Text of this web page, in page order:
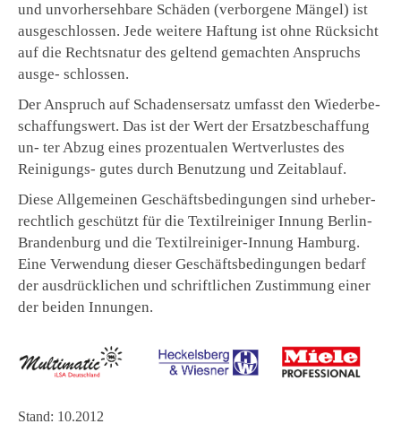
und unvorhersehbare Schäden (verborgene Mängel) ist
ausgeschlossen. Jede weitere Haftung ist ohne Rücksicht
auf die Rechtsnatur des geltend gemachten Anspruchs
ausge- schlossen.
Der Anspruch auf Schadensersatz umfasst den Wiederbe-
schaffungswert. Das ist der Wert der Ersatzbeschaffung
un- ter Abzug eines prozentualen Wertverlustes des
Reinigungs- gutes durch Benutzung und Zeitablauf.
Diese Allgemeinen Geschäftsbedingungen sind urheber-
rechtlich geschützt für die Textilreiniger Innung Berlin-
Brandenburg und die Textilreiniger-Innung Hamburg.
Eine Verwendung dieser Geschäftsbedingungen bedarf
der ausdrücklichen und schriftlichen Zustimmung einer
der beiden Innungen.
Stand: 10.2012